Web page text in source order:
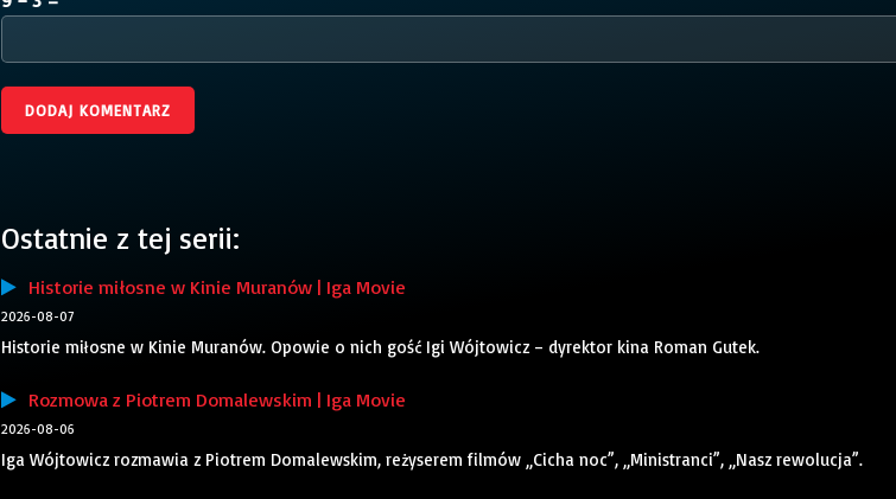
Ostatnie z tej serii:
Historie miłosne w Kinie Muranów | Iga Movie
2026-08-07
Historie miłosne w Kinie Muranów. Opowie o nich gość Igi Wójtowicz – dyrektor kina Roman Gutek.
Rozmowa z Piotrem Domalewskim | Iga Movie
2026-08-06
Iga Wójtowicz rozmawia z Piotrem Domalewskim, reżyserem filmów „Cicha noc”, „Ministranci”, „Nasz rewolucja”.